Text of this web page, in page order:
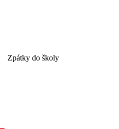
Zpátky do školy